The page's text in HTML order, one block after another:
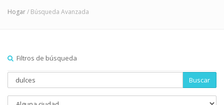
Hogar/ Búsqueda Avanzada
Filtros de búsqueda
Buscar